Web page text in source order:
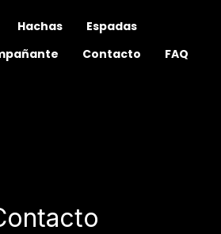
Hachas
Espadas
Contacto FAQ